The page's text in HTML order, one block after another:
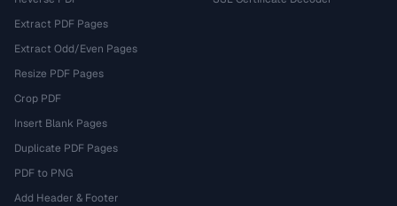
Extract PDF Pages
Extract Odd/Even Pages
Resize PDF Pages
Crop PDF
Insert Blank Pages
Duplicate PDF Pages
PDF to PNG
Add Header & Footer